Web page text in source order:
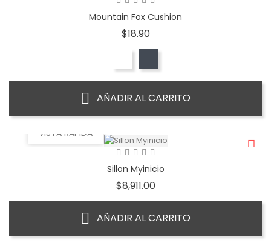
Mountain Fox Cushion
$18.90Precio
AÑADIR AL CARRITO
VISTA RÁPIDA
Sillon Myinicio
$8,911.00Precio
AÑADIR AL CARRITO